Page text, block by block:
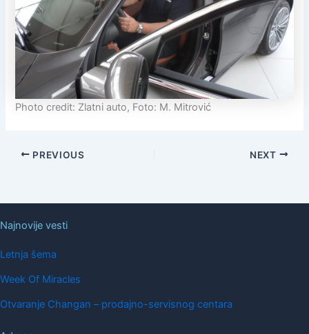
Photo credit: Zlatni auto, Foto: M. Mitrović
PREVIOUS NEXT
Najnovije vesti
Letnja šema
Week Of Miracles
Otvaranje Changan – prodajno-servisnog centara